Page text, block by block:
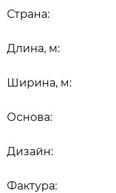
Длина, м:
Ширина, м:
Дизайн:
Основа:
Страна:
Фактура: